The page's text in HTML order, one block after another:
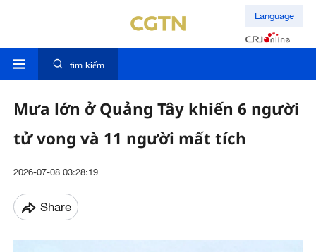
Language
tìm kiếm
Mưa lớn ở Quảng Tây khiến 6 người
tử vong và 11 người mất tích
2026-07-08 03:28:19
Share